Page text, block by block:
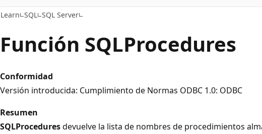
Learn SQL SQL Server
Función SQLProcedures
Conformidad
Versión introducida: Cumplimiento de Normas ODBC 1.0: ODBC
Resumen
SQLProceduresdevuelve la lista de nombres de procedimientos